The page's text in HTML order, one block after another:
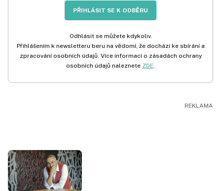
PŘIHLÁSIT SE K ODBĚRU
Odhlásit se můžete kdykoliv.
Přihlášením k newsletteru beru na vědomí, že dochází ke sbírání a
zpracování osobních údajů. Více informací o zásadách ochrany
osobních údajů naleznete ZDE.